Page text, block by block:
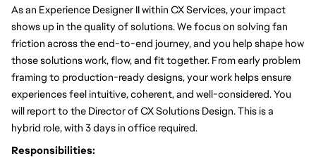
As an Experience Designer II within CX Services, your impact
shows up in the quality of solutions. We focus on solving fan
friction across the end-to-end journey, and you help shape how
those solutions work, flow, and fit together. From early problem
framing to production-ready designs, your work helps ensure
experiences feel intuitive, coherent, and well-considered. You
will report to the Director of CX Solutions Design. This is a
hybrid role, with 3 days in office required.
Responsibilities: